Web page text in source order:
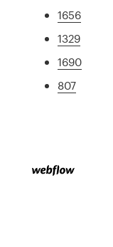
1656
1329
1690
807